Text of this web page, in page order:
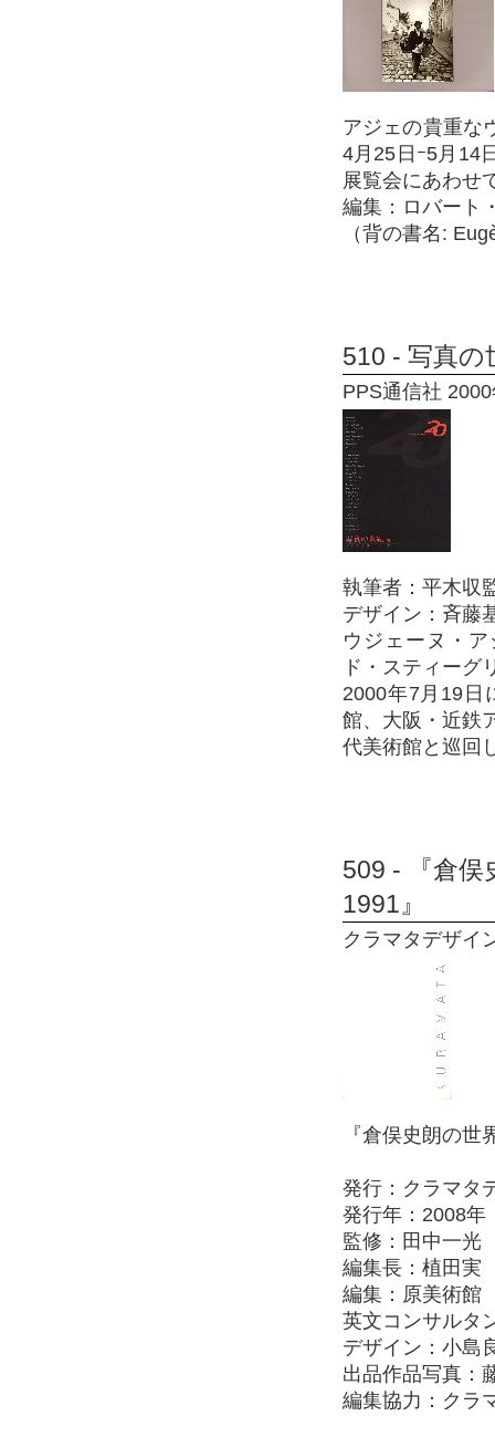
アジェの貴重な
4月25日ｰ5月14
展覧会にあわせ
編集：ロバート
（背の書名:
510 - 写真
PPS通信社
執筆者：平木収
デザイン：斉藤
ウジェーヌ・
ド・スティー
2000年7月19日
館、大阪・近鉄
代美術館と巡回
509 - 『倉
1991』
クラマタデザイ
『倉俣史朗の
発行：クラマタ
発行年：2008年
監修：田中一光
編集長：植田実
編集：原美術館
英文コンサルタ
デザイン：小島
出品作品写真：
編集協力：クラ